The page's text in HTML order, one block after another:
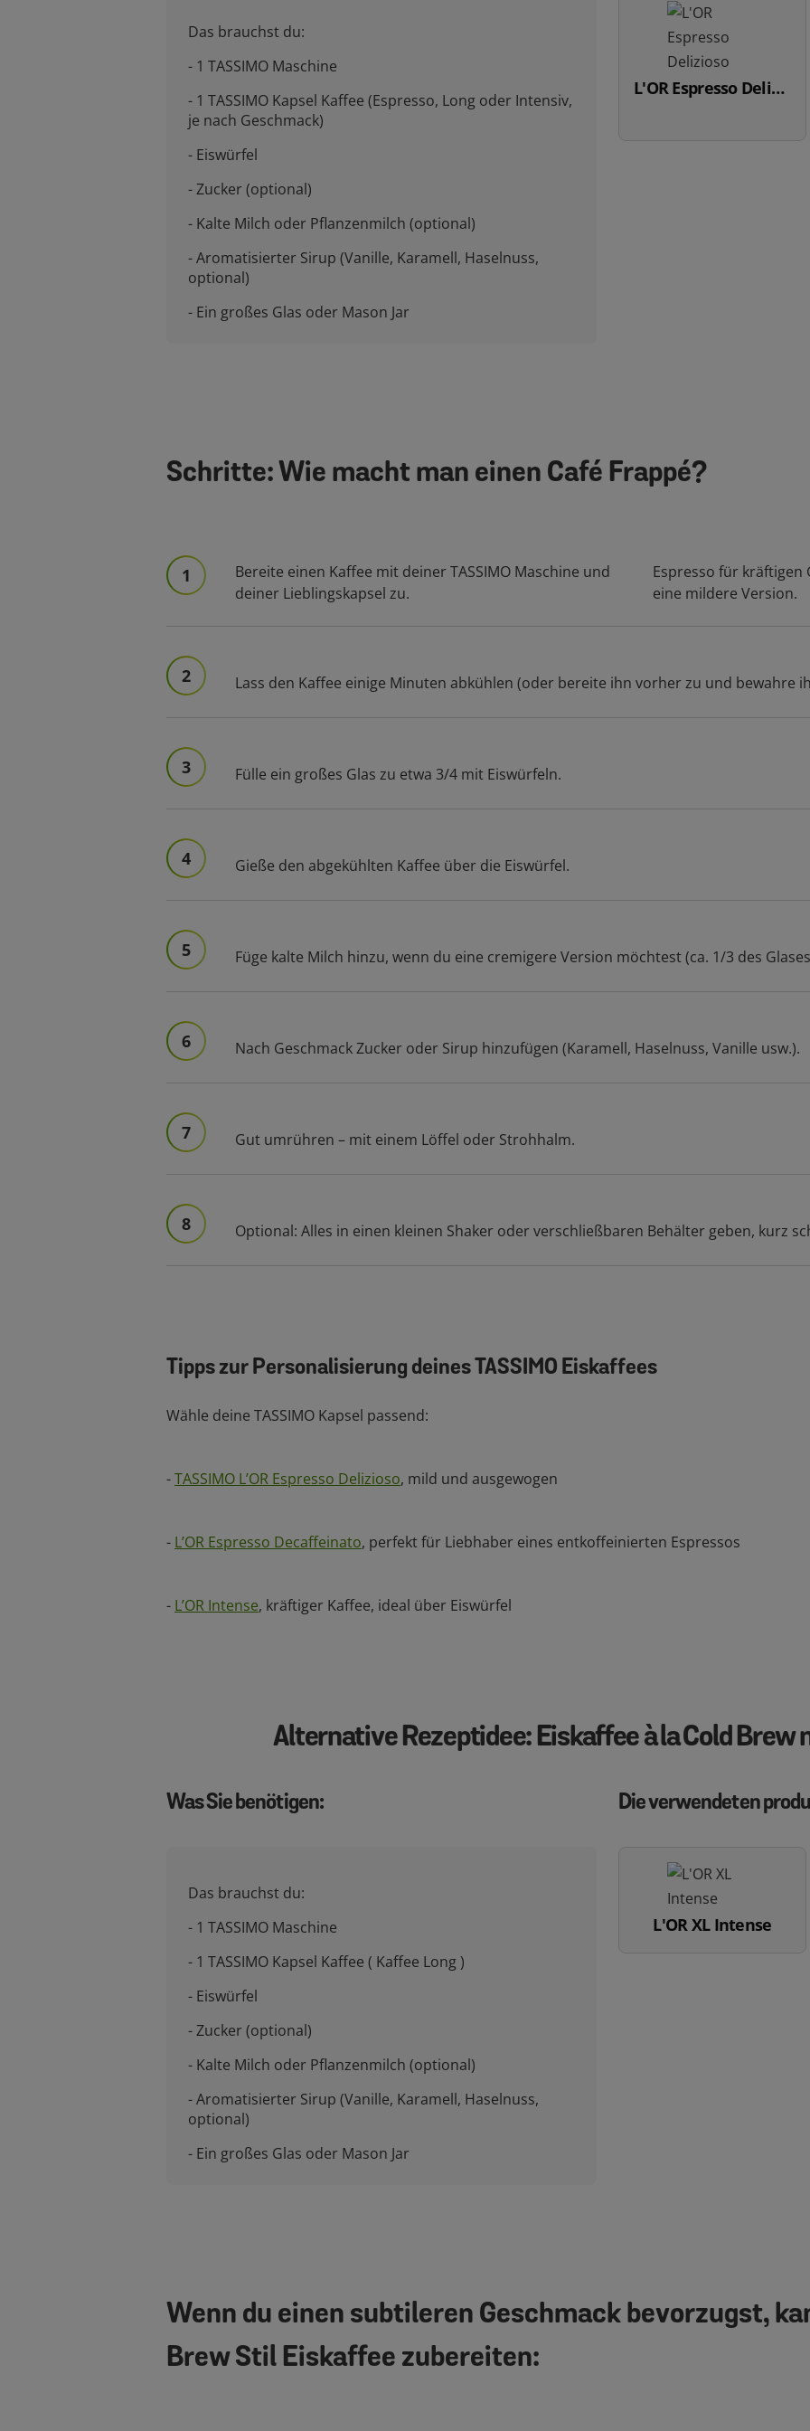
Das brauchst du:
- 1 TASSIMO Maschine
- 1 TASSIMO Kapsel Kaffee (Espresso, Long oder Intensiv,
je nach Geschmack)
- Eiswürfel
- Zucker (optional)
- Kalte Milch oder Pflanzenmilch (optional)
- Aromatisierter Sirup (Vanille, Karamell, Haselnuss,
optional)
- Ein großes Glas oder Mason Jar
L'OR Espresso Delizioso
Schritte: Wie macht man einen Café Frappé?
1
Bereite einen Kaffee mit deiner TASSIMO Maschine und
deiner Lieblingskapsel zu.
Espresso für kräftigen
eine mildere Version.
2 Lass den Kaffee einige Minuten abkühlen (oder bereite ihn vorher zu und bewahre
3 Fülle ein großes Glas zu etwa 3/4 mit Eiswürfeln.
4 Gieße den abgekühlten Kaffee über die Eiswürfel.
5 Füge kalte Milch hinzu, wenn du eine cremigere Version möchtest (ca. 1/3 des
6 Nach Geschmack Zucker oder Sirup hinzufügen (Karamell, Haselnuss, Vanille usw.).
7 Gut umrühren – mit einem Löffel oder Strohhalm.
8 Optional: Alles in einen kleinen Shaker oder verschließbaren Behälter geben, kurz
Tipps zur Personalisierung deines TASSIMO Eiskaffees
Wähle deine TASSIMO Kapsel passend:
-TASSIMO L’OR Espresso Delizioso, mild und ausgewogen
- L’OR Espresso Decaffeinato, perfekt für Liebhaber eines entkoffeinierten Espressos
- L’OR Intense, kräftiger Kaffee, ideal über Eiswürfel
Alternative Rezeptidee: Eiskaffee à la Cold Brew
Was Sie benötigen:
Das brauchst du:
- 1 TASSIMO Maschine
- 1 TASSIMO Kapsel Kaffee ( Kaffee Long )
- Eiswürfel
- Zucker (optional)
- Kalte Milch oder Pflanzenmilch (optional)
- Aromatisierter Sirup (Vanille, Karamell, Haselnuss,
optional)
- Ein großes Glas oder Mason Jar
Die verwendeten
L'OR XL Intense
Wenn du einen subtileren Geschmack bevorzugst,
Brew Stil Eiskaffee zubereiten: